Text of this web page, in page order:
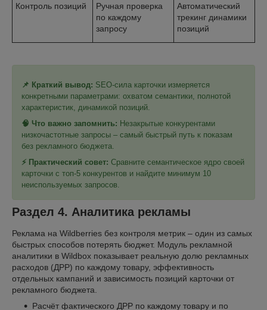
Контроль позиций
Ручная проверка
по каждому
запросу
Автоматический
трекинг динамики
позиций
📌 Краткий вывод: SEO-сила карточки измеряется
конкретными параметрами: охватом семантики, полнотой
характеристик, динамикой позиций.
🧠 Что важно запомнить: Незакрытые конкурентами
низкочастотные запросы – самый быстрый путь к показам
без рекламного бюджета.
⚡ Практический совет: Сравните семантическое ядро своей
карточки с топ-5 конкурентов и найдите минимум 10
неиспользуемых запросов.
Раздел 4. Аналитика рекламы
Реклама на Wildberries без контроля метрик – один из самых
быстрых способов потерять бюджет. Модуль рекламной
аналитики в Wildbox показывает реальную долю рекламных
расходов (ДРР) по каждому товару, эффективность
отдельных кампаний и зависимость позиций карточки от
рекламного бюджета.
Расчёт фактического ДРР по каждому товару и по